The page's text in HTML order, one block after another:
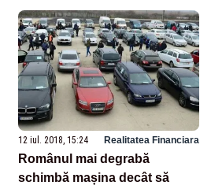
12 iul. 2018, 15:24 Realitatea Financiara
Românul mai degrabă
schimbă mașina decât să